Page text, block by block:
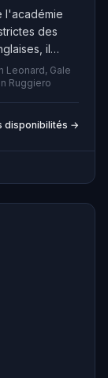
l'académie
des
il
d'une
à
la vie
Leonard, Gale
Ruggiero
disponibilités →